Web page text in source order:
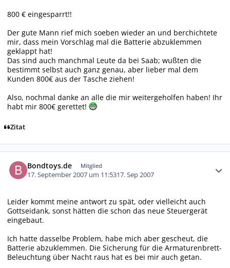
800 € eingesparrt!!
Der gute Mann rief mich soeben wieder an und berchichtete
mir, dass mein Vorschlag mal die Batterie abzuklemmen
geklappt hat!
Das sind auch manchmal Leute da bei Saab; wußten die
bestimmt selbst auch ganz genau, aber lieber mal dem
Kunden 800€ aus der Tasche ziehen!
Also, nochmal danke an alle die mir weitergeholfen haben! Ihr
habt mir 800€ gerettet!
Zitat
Bondtoys.de Mitglied
17. September 2007 um 11:5317. Sep 2007
Leider kommt meine antwort zu spät, oder vielleicht auch
Gottseidank, sonst hätten die schon das neue Steuergerät
eingebaut.
Ich hatte dasselbe Problem, habe mich aber gescheut, die
Batterie abzuklemmen. Die Sicherung für die Armaturenbrett-
Beleuchtung über Nacht raus hat es bei mir auch getan.